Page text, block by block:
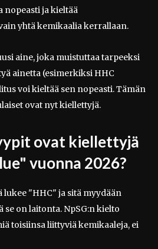
nopeasti ja kieltää
yhtä kemikaalia kerrallaan.
aine, joka muistuttaa tarpeeksi
ainetta (esimerkiksi HHC
voi kieltää sen nopeasti. Tämän
ovat nyt kiellettyjä.
ovat kiellettyjä
vuonna 2026?
lukee "HHC" ja sitä myydään
se on laitonta. NpSG:n kielto
toisiinsa liittyviä kemikaaleja, ei